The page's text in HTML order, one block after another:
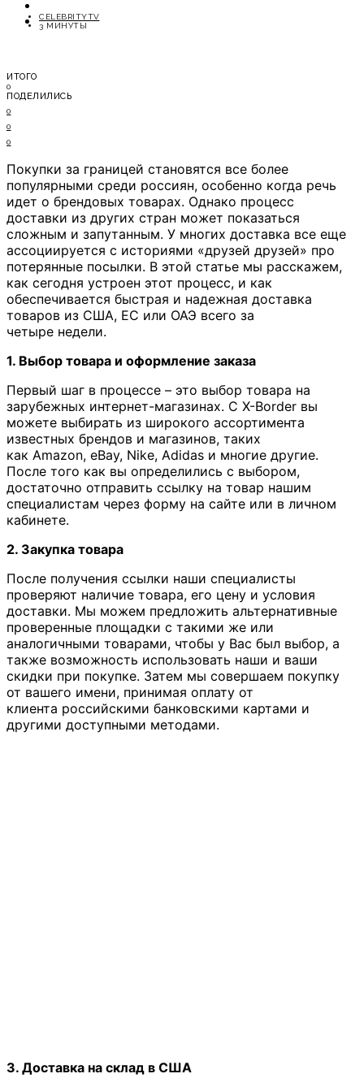
СОВЕТЫ ЭКСПЕРТОВ
CELEBRITYTV
3 МИНУТЫ
ИТОГО
0
ПОДЕЛИЛИСЬ
0
0
0
Покупки за границей становятся все более
популярными среди россиян, особенно когда речь
идет о брендовых товарах. Однако процесс
доставки из других стран может показаться
сложным и запутанным. У многих доставка все еще
ассоциируется с историями «друзей друзей» про
потерянные посылки. В этой статье мы расскажем,
как сегодня устроен этот процесс, и как
обеспечивается быстрая и надежная доставка
товаров из США, ЕС или ОАЭ всего за
четыре недели.
1. Выбор товара и оформление заказа
Первый шаг в процессе – это выбор товара на
зарубежных интернет-магазинах. С X-Border вы
можете выбирать из широкого ассортимента
известных брендов и магазинов, таких
как Amazon, eBay, Nike, Adidas и многие другие.
После того как вы определились с выбором,
достаточно отправить ссылку на товар нашим
специалистам через форму на сайте или в личном
кабинете.
2. Закупка товара
После получения ссылки наши специалисты
проверяют наличие товара, его цену и условия
доставки. Мы можем предложить альтернативные
проверенные площадки с такими же или
аналогичными товарами, чтобы у Вас был выбор, а
также возможность использовать наши и ваши
скидки при покупке. Затем мы совершаем покупку
от вашего имени, принимая оплату от
клиента российскими банковскими картами и
другими доступными методами.
3. Доставка на склад в США